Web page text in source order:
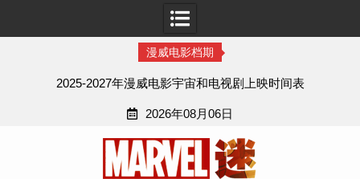
漫威电影档期
2025-2027年漫威电影宇宙和电视剧上映时间表
2026年08月06日